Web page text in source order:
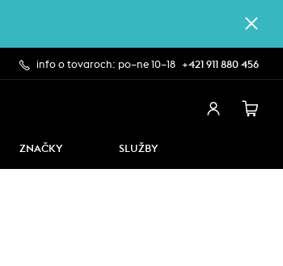
info o tovaroch: po–ne 10–18 +421 911 880 456
ZNAČKY SLUŽBY